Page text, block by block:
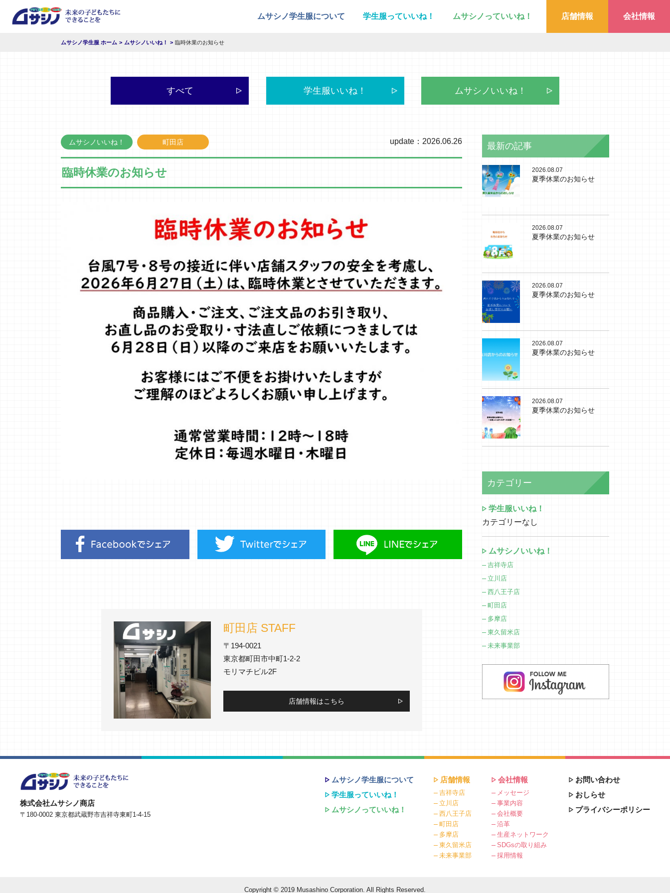
ムサシノ学生服について 学生服っていいね！ ムサシノっていいね！ 店舗情報 会社情報
ムサシノ学生服 ホーム ムサシノいいね！ 臨時休業のお知らせ
すべて 学生服いいね！ ムサシノいいね！
ムサシノいいね！ 町田店 update：2026.06.26
臨時休業のお知らせ
町田店 STAFF
〒194-0021
東京都町田市中町1-2-2
モリマチビル2F
店舗情報はこちら
最新の記事
2026.08.07
夏季休業のお知らせ
2026.08.07
夏季休業のお知らせ
2026.08.07
夏季休業のお知らせ
2026.08.07
夏季休業のお知らせ
2026.08.07
夏季休業のお知らせ
カテゴリー
学生服いいね！
カテゴリーなし
ムサシノいいね！
吉祥寺店
立川店
西八王子店
町田店
多摩店
東久留米店
未来事業部
株式会社ムサシノ商店
〒180-0002 東京都武蔵野市吉祥寺東町1-4-15
ムサシノ学生服について
学生服っていいね！
ムサシノっていいね！
店舗情報
吉祥寺店
立川店
西八王子店
町田店
多摩店
東久留米店
未来事業部
会社情報
メッセージ
事業内容
会社概要
沿革
生産ネットワーク
SDGsの取り組み
採用情報
お問い合わせ
おしらせ
プライバシーポリシー
Copyright © 2019 Musashino Corporation. All Rights Reserved.